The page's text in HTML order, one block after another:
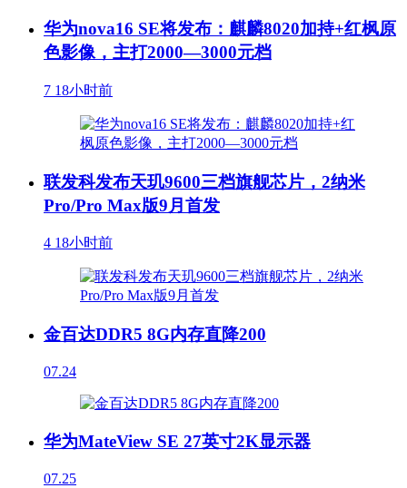
华为nova16 SE将发布：麒麟8020加持+红枫原
色影像，主打2000—3000元档
7 18小时前
联发科发布天玑9600三档旗舰芯片，2纳米
Pro/Pro Max版9月首发
4 18小时前
金百达DDR5 8G内存直降200
07.24
华为MateView SE 27英寸2K显示器
07.25